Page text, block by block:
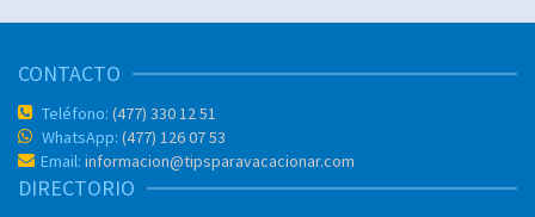
CONTACTO
Teléfono: (477) 330 12 51
WhatsApp: (477) 126 07 53
Email: informacion@tipsparavacacionar.com
DIRECTORIO